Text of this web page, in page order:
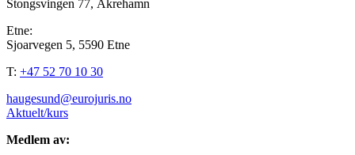
Stongsvingen 77, Åkrehamn
Etne:
Sjoarvegen 5, 5590 Etne
T: +47 52 70 10 30
haugesund@eurojuris.no
Aktuelt/kurs
Medlem av: